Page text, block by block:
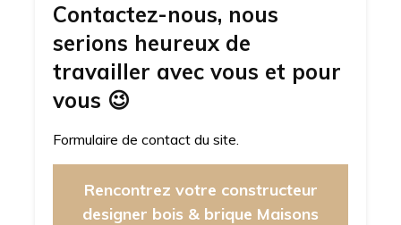
Contactez-nous, nous
serions heureux de
travailler avec vous et pour
vous 😉
Formulaire de contact du site.
Rencontrez votre constructeur
designer bois & brique Maisons